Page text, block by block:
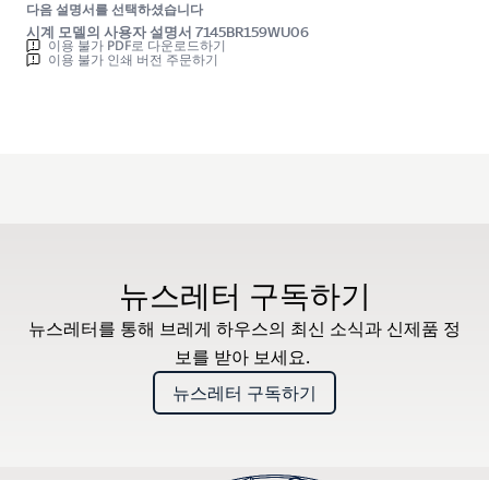
다음 설명서를 선택하셨습니다
시계 모델의 사용자 설명서 7145BR159WU06
이용 불가 PDF로 다운로드하기
이용 불가 인쇄 버전 주문하기
뉴스레터 구독하기
뉴스레터를 통해 브레게 하우스의 최신 소식과 신제품 정
보를 받아 보세요.
뉴스레터 구독하기